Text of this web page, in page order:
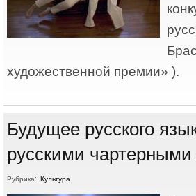
художественной премии» ).
Будущее русского
русскими
Рубрика: Культура